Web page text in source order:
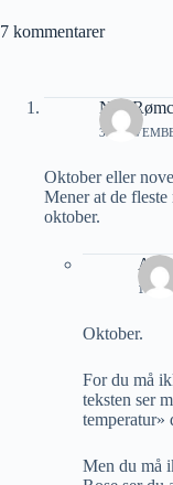
7 kommentarer
Nils
30
Oktober eller
Mener at de
oktober.
A M
1
Oktober.
For du må
teksten ser
temperatur»
Men du må